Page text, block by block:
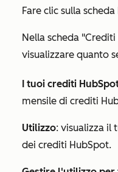
Fare clic sulla scheda
Nella scheda
visualizzare quanto
I tuoi crediti
mensile di crediti
Utilizzo: visualizza il
dei crediti HubSpot.